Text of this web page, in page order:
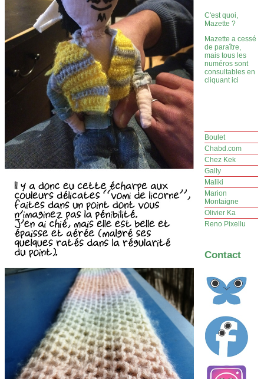
C'est quoi,
Mazette ?
Mazette a cessé
de paraître,
mais tous les
numéros sont
consultables en
cliquant ici
Boulet
Chabd.com
Chez Kek
Gally
Maliki
Marion
Montaigne
Olivier Ka
Reno Pixellu
Contact